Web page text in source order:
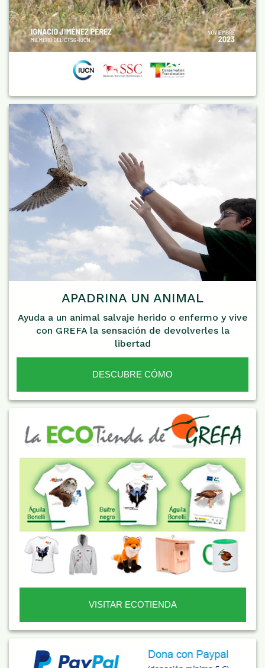
APADRINA UN ANIMAL
Ayuda a un animal salvaje herido o enfermo y vive
con GREFA la sensación de devolverles la
libertad
DESCUBRE CÓMO
VISITAR ECOTIENDA